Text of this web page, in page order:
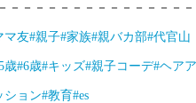
－－－－－－－－－－－－－－－
マ友#親子#家族#親バカ部#代官山
歳#6歳#キッズ#親子コーデ#ヘア
ション#教育#es